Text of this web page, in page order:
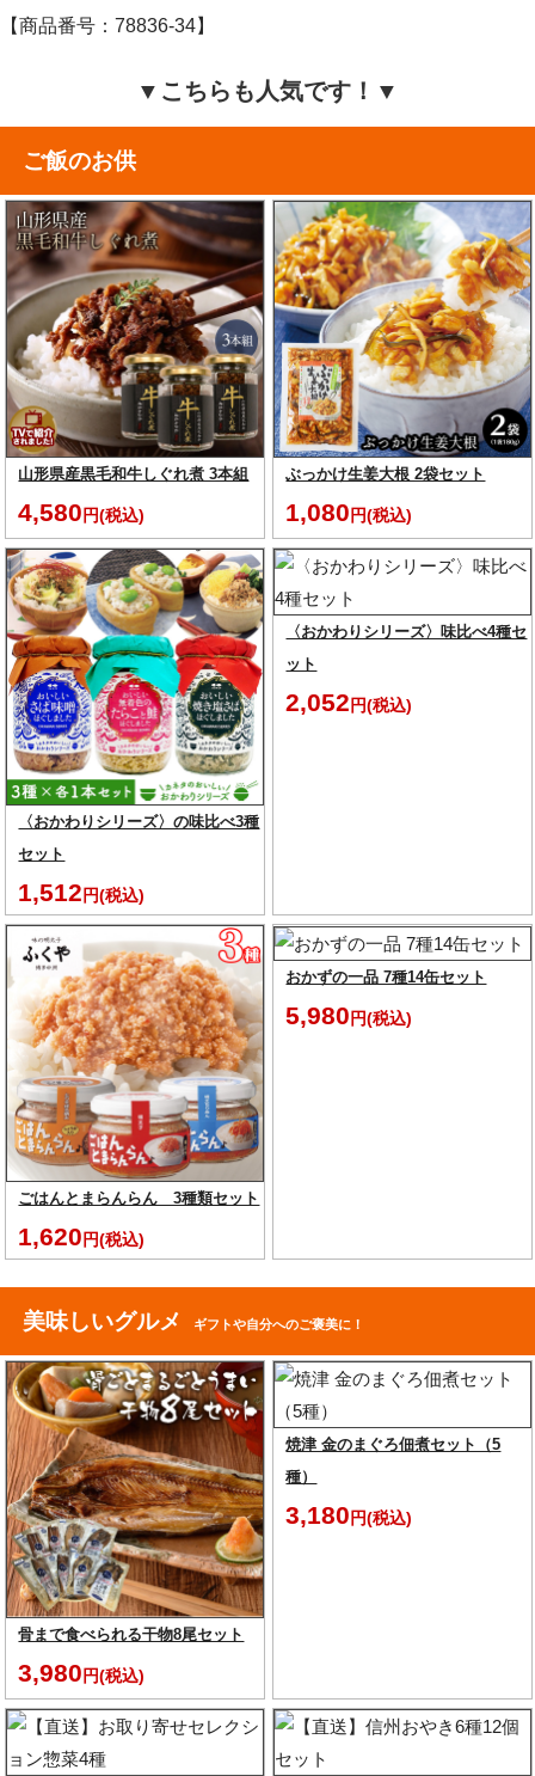
【商品番号：78836-34】
▼こちらも人気です！▼
ご飯のお供
山形県産黒毛和牛しぐれ煮 3本組
4,580 円(税込)
ぶっかけ生姜大根 2袋セット
1,080 円(税込)
〈おかわりシリーズ〉の味比べ3種
セット
1,512 円(税込)
〈おかわりシリーズ〉味比べ4種セ
ット
2,052 円(税込)
ごはんとまらんらん 3種類セット
1,620 円(税込)
おかずの一品 7種14缶セット
5,980円(税込)
美味しいグルメ ギフトや自分へのご褒美に！
骨まで食べられる干物8尾セット
3,980 円(税込)
焼津 金のまぐろ佃煮セット（5
種）
3,180 円(税込)